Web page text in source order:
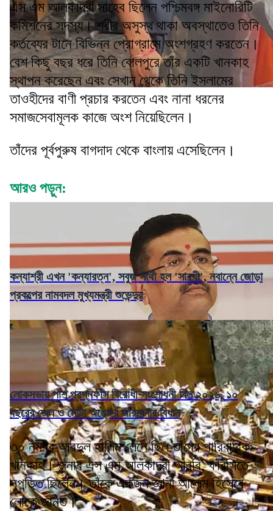
এস এম আলকাদরী সাহেব ছিলেন পশ্চিমবঙ্গ মাইনোরিটি
কমিশনের সদস্য। শরীর অসুস্থ থাকা অবস্থাতেও তিনি
কর্তব্যের টানে বিভিন্ন প্রোগ্রামে অংশগ্রহণ করতেন।
বেশ কিছু বছর ধরে তিনি বোলপুরে তাঁর একটি খানকাহ
স্থাপন করেছেন এবং সেখান থেকে তিনি ইসলামের
তাওহীদের বাণী প্রচার করতেন এবং নানা ধরনের
সমাজসেবামূলক কাজে অংশ নিয়েছিলেন।
তাঁদের পূর্বপুরুষ বাগদাদ থেকে বাংলায় এসেছিলেন।
আরও পড়ুন:
কন্যাশ্রী এখন 'কন্যারত্ন', সবুজ সাথী হল 'সারথী', নবান্নে জোড়া
প্রকল্পের নামবদল মুখ্যমন্ত্রী শুভেন্দুর
লোকসভায় পাশ প্রশ্নফাঁস বিরোধী সংশোধনী বিল ২০২৬, ১০
বছরের জেল ও মোটা অঙ্কের জরিমানার বিধান
৩০ নম্বর আবদুল হালিম লেনে ছিল তাঁদের পারিবারিক
খানকাহ। জনাব এস এম আলকাদরী আরবি, ফারসিতে
সুপন্ডিত ছিলেন। তাঁকে একজন জ্ঞানী আলেম হিসেবে
লোকে জানত।